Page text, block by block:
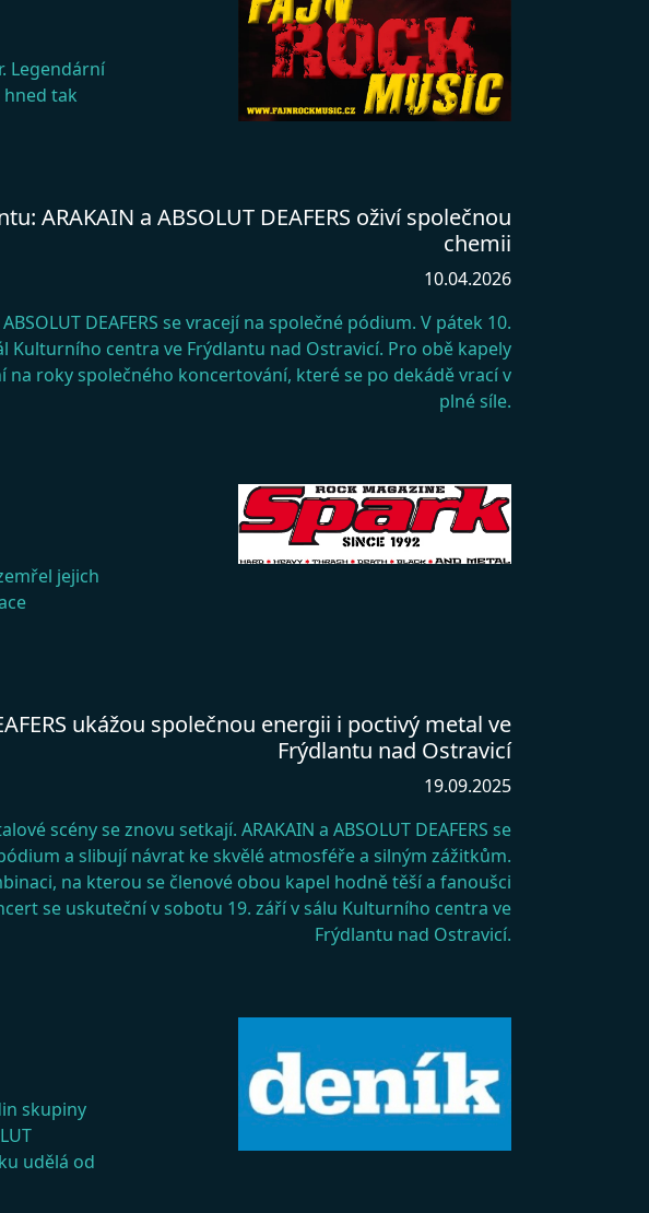
Legendární
hned tak
ARAKAIN a ABSOLUT DEAFERS oživí společnou
chemii
10.04.2026
DEAFERS se vracejí na společné pódium. V pátek 10.
Kulturního centra ve Frýdlantu nad Ostravicí. Pro obě kapely
na roky společného koncertování, které se po dekádě vrací v
plné síle.
jejich
ukážou společnou energii i poctivý metal ve
Frýdlantu nad Ostravicí
19.09.2025
scény se znovu setkají. ARAKAIN a ABSOLUT DEAFERS se
a slibují návrat ke skvělé atmosféře a silným zážitkům.
na kterou se členové obou kapel hodně těší a fanoušci
se uskuteční v sobotu 19. září v sálu Kulturního centra ve
Frýdlantu nad Ostravicí.
skupiny
udělá od